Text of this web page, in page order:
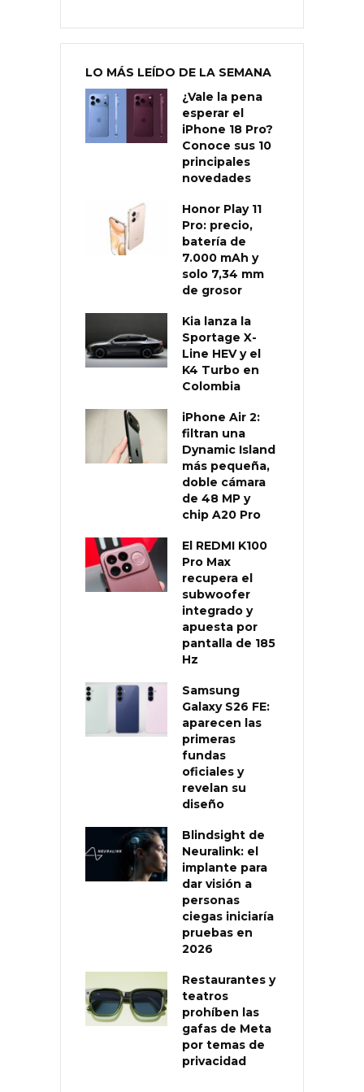
LO MÁS LEÍDO DE LA SEMANA
¿Vale la pena
esperar el
iPhone 18 Pro?
Conoce sus 10
principales
novedades
Honor Play 11
Pro: precio,
batería de
7.000 mAh y
solo 7,34 mm
de grosor
Kia lanza la
Sportage X-
Line HEV y el
K4 Turbo en
Colombia
iPhone Air 2:
filtran una
Dynamic Island
más pequeña,
doble cámara
de 48 MP y
chip A20 Pro
El REDMI K100
Pro Max
recupera el
subwoofer
integrado y
apuesta por
pantalla de 185
Hz
Samsung
Galaxy S26 FE:
aparecen las
primeras
fundas
oficiales y
revelan su
diseño
Blindsight de
Neuralink: el
implante para
dar visión a
personas
ciegas iniciaría
pruebas en
2026
Restaurantes y
teatros
prohíben las
gafas de Meta
por temas de
privacidad